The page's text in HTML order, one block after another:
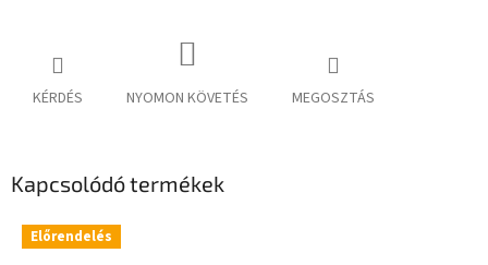
KÉRDÉS NYOMON KÖVETÉS MEGOSZTÁS
Kapcsolódó termékek
Előrendelés